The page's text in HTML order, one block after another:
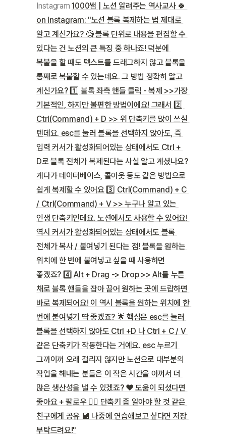
Instagram 1000쌤 | 노션 알려주는 역사교사 🍀
on Instagram: "노션 블록 복제하는 법 제대로
알고 계신가요? 🧐 블록 단위로 내용을 편집할 수
있다는 건 노션의 큰 특징 중 하나죠! 덕분에
복붙을 할 때도 텍스트를 드래그하지 않고 블록을
통째로 복붙할 수 있는데요. 그 방법 정확히 알고
계신가요? 1️⃣ 블록 좌측 핸들 클릭 - 복제 >>가장
기본적인, 하지만 불편한 방법이에요! 그래서 2️⃣
Ctrl(Command) + D >> 위 단축키를 많이 쓰실
텐데요. esc를 눌러 블록을 선택하지 않아도, 즉
입력 커서가 활성화되어있는 상태에서도 Ctrl +
D로 블록 전체가 복제된다는 사실 알고 계셨나요?
게다가 데이터베이스, 콜아웃 등도 같은 방법으로
쉽게 복제할 수 있어요 3️⃣ Ctrl(Command) + C
/ Ctrl(Command) + V >> 누구나 알고 있는
인생 단축키인데요. 노션에서도 사용할 수 있어요!
역시 커서가 활성화되어있는 상태에서도 블록
전체가 복사 / 붙여넣기 된다는 점! 블록을 원하는
위치에 한 번에 붙여넣고 싶을 때 사용하면
좋겠죠? 4️⃣ Alt + Drag -> Drop >> Alt를 누른
채로 블록 핸들을 잡아 끌어 원하는 곳에 드랍하면
바로 복제되어요! 이 역시 블록을 원하는 위치에 한
번에 붙여넣기 딱 좋겠죠? 🌟 핵심은 esc를 눌러
블록을 선택하지 않아도 Ctrl +D 나 Ctrl + C / V
같은 단축키가 작동한다는 거예요. esc 누르기
그까이꺼 오래 걸리지 않지만 노션으로 대부분의
작업을 해내는 분들은 이 작은 시간을 아껴서 더
많은 생산성을 낼 수 있겠죠? ❤️ 도움이 되셨다면
좋아요 + 팔로우 🙋‍♂️ 단축키 좀 알아야 할 것 같은
친구에게 공유 💾 나중에 연습해보고 싶다면 저장
부탁드려요!"